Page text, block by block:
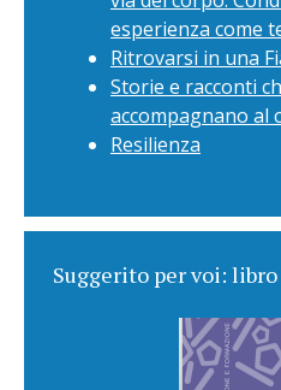
esperienza come
Ritrovarsi in una
Storie e racconti
accompagnano al
Resilienza
Suggerito per voi: